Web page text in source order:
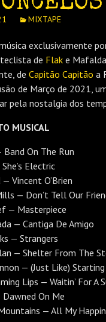
MIXTAPE
exclusivamente
de Flak e
de Capitão Capitão a
de Março de 2021,
pela nostalgia dos
MUSICAL
Band On The Run
Electric
— Vincent O’Brien
— Don’t Tell Our
— Masterpiece
— Cantiga De Amigo
— Strangers
— Shelter From The
— (Just Like)
Lips — Waitin’ For A
On Me
— All My